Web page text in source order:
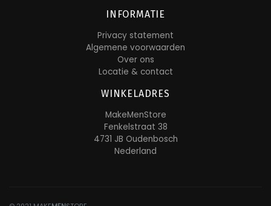
INFORMATIE
Privacy statement
Algemene voorwaarden
Over ons
Locatie & contact
WINKELADRES
MakeMenStore
Fenkelstraat 38
4731 JB Oudenbosch
Nederland